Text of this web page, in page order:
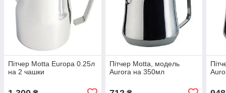
Пітчер Motta Europa 0.25л
на 2 чашки
Пітчер Motta, модель
Aurora на 350мл